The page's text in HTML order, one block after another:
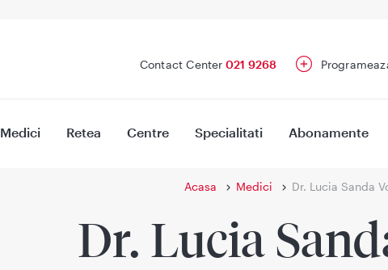
Contact Center 021 9268
Medici Retea Centre Specialitati Abonamente
Acasa Medici Dr. Lucia Sanda
Dr. Lucia